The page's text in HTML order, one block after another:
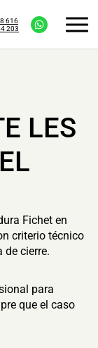
616
203
LES
Fichet en
criterio técnico
de cierre.
para
que el caso